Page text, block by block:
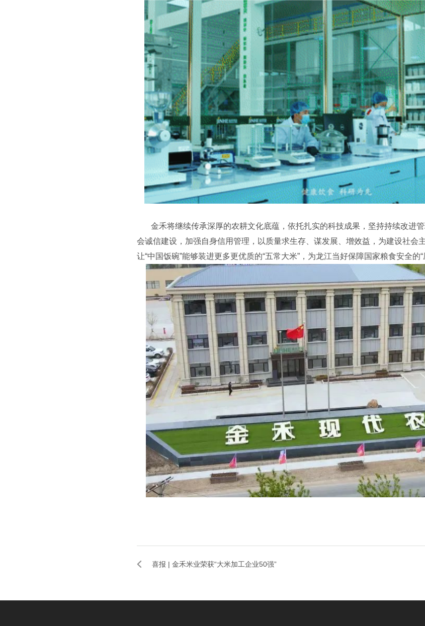
金禾将继续传承深厚的农耕文化底蕴，依托扎实的科技成果，坚持持续改进
会诚信建设，加强自身信用管理，以质量求生存、谋发展、增效益，为建设社会
让“中国饭碗”能够装进更多更优质的“五常大米”，为龙江当好保障国家粮食安全的“
喜报 | 金禾米业荣获“大米加工企业50强”